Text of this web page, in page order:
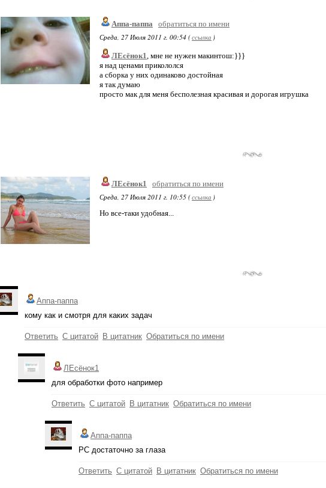
Аппа-паппа
обратиться по имени
Среда, 27 Июля 2011 г. 00:54 (ссылка )
ЛЕсёнок1, мне не нужен макинтош:}}}
я над ценами прикололся
а сборка у них одинаково достойная
я так думаю
просто мак для меня бесполезная красивая и дорогая игрушка
ЛЕсёнок1
обратиться по имени
Среда, 27 Июля 2011 г. 10:55 (ссылка )
Но все-таки удобная...
Аппа-паппа
кому как и смотря для каких задач
Ответить С цитатой В цитатник Обратиться по имени
ЛЕсёнок1
для обработки фото например
Ответить С цитатой В цитатник Обратиться по имени
Аппа-паппа
PC достаточно за глаза
Ответить С цитатой В цитатник Обратиться по имени